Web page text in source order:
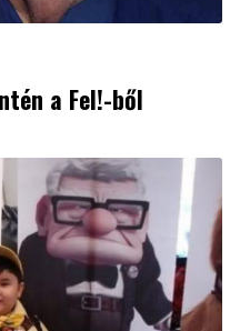
a Fel!-ből